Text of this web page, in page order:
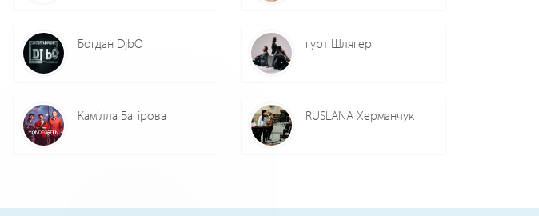
Богдан DjbO гурт Шлягер
Камілла Багірова RUSLANA Херманчук